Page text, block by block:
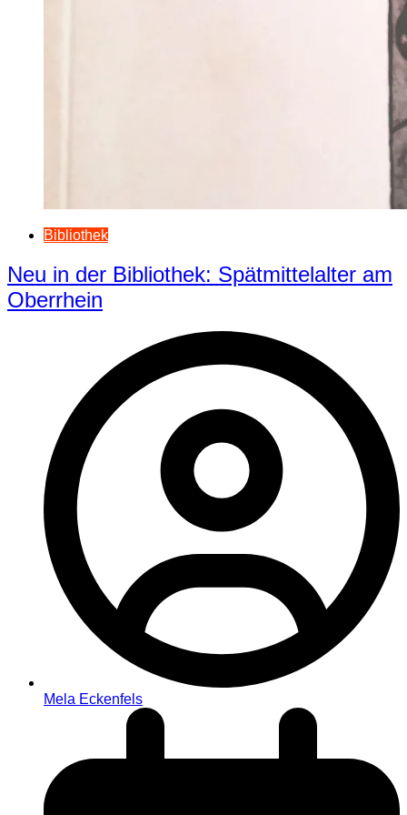
Bibliothek
Neu in der Bibliothek: Spätmittelalter am
Oberrhein
Mela Eckenfels